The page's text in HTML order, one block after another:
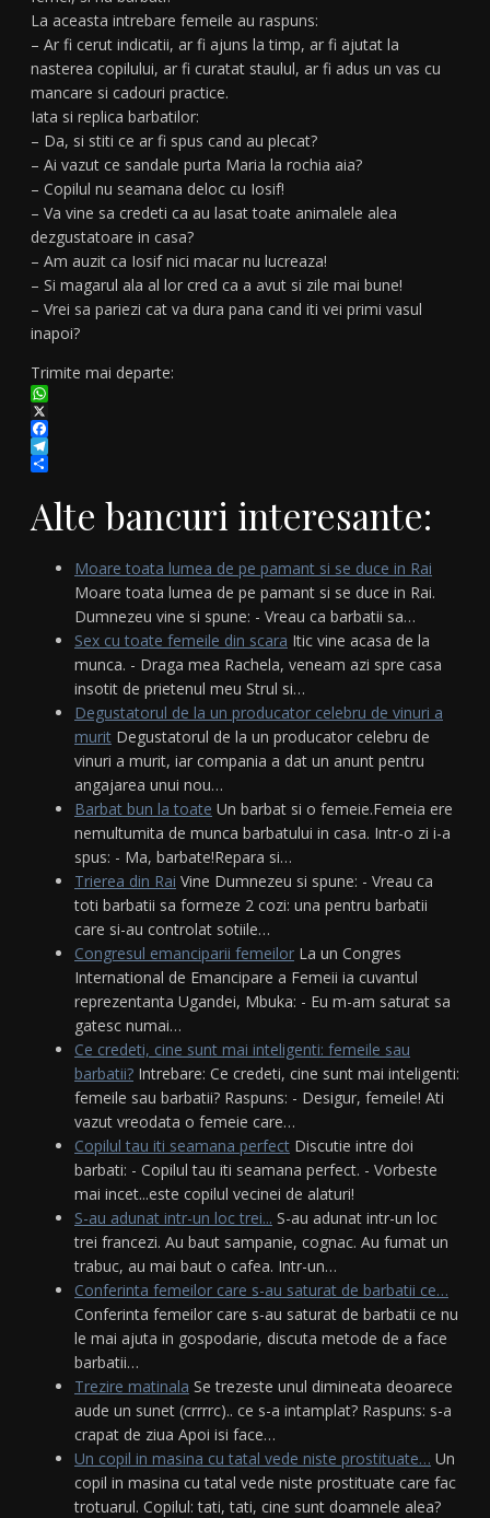
La aceasta intrebare femeile au raspuns:
– Ar fi cerut indicatii, ar fi ajuns la timp, ar fi ajutat la
nasterea copilului, ar fi curatat staulul, ar fi adus un vas cu
mancare si cadouri practice.
Iata si replica barbatilor:
– Da, si stiti ce ar fi spus cand au plecat?
– Ai vazut ce sandale purta Maria la rochia aia?
– Copilul nu seamana deloc cu Iosif!
– Va vine sa credeti ca au lasat toate animalele alea
dezgustatoare in casa?
– Am auzit ca Iosif nici macar nu lucreaza!
– Si magarul ala al lor cred ca a avut si zile mai bune!
– Vrei sa pariezi cat va dura pana cand iti vei primi vasul
inapoi?
Trimite mai departe:
WhatsApp
X
Facebook
Telegram
Alte bancuri interesante:
Moare toata lumea de pe pamant si se duce in Rai
Moare toata lumea de pe pamant si se duce in Rai.
Dumnezeu vine si spune: - Vreau ca barbatii sa…
Sex cu toate femeile din scara Itic vine acasa de la
munca. - Draga mea Rachela, veneam azi spre casa
insotit de prietenul meu Strul si…
Degustatorul de la un producator celebru de vinuri a
murit Degustatorul de la un producator celebru de
vinuri a murit, iar compania a dat un anunt pentru
angajarea unui nou…
Barbat bun la toate Un barbat si o femeie.Femeia ere
nemultumita de munca barbatului in casa. Intr-o zi i-a
spus: - Ma, barbate!Repara si…
Trierea din Rai Vine Dumnezeu si spune: - Vreau ca
toti barbatii sa formeze 2 cozi: una pentru barbatii
care si-au controlat sotiile…
Congresul emanciparii femeilor La un Congres
International de Emancipare a Femeii ia cuvantul
reprezentanta Ugandei, Mbuka: - Eu m-am saturat sa
gatesc numai…
Ce credeti, cine sunt mai inteligenti: femeile sau
barbatii? Intrebare: Ce credeti, cine sunt mai inteligenti:
femeile sau barbatii? Raspuns: - Desigur, femeile! Ati
vazut vreodata o femeie care…
Copilul tau iti seamana perfect Discutie intre doi
barbati: - Copilul tau iti seamana perfect. - Vorbeste
mai incet...este copilul vecinei de alaturi!
S-au adunat intr-un loc trei... S-au adunat intr-un loc
trei francezi. Au baut sampanie, cognac. Au fumat un
trabuc, au mai baut o cafea. Intr-un…
Conferinta femeilor care s-au saturat de barbatii ce…
Conferinta femeilor care s-au saturat de barbatii ce nu
le mai ajuta in gospodarie, discuta metode de a face
barbatii…
Trezire matinala Se trezeste unul dimineata deoarece
aude un sunet (crrrrc).. ce s-a intamplat? Raspuns: s-a
crapat de ziua Apoi isi face…
Un copil in masina cu tatal vede niste prostituate… Un
copil in masina cu tatal vede niste prostituate care fac
trotuarul. Copilul: tati, tati, cine sunt doamnele alea?